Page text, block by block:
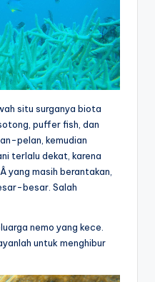
situ surganya biota
puffer fish, dan
pelan, kemudian
terlalu dekat, karena
yang masih berantakan,
besar. Salah
nemo yang kece.
untuk menghibur